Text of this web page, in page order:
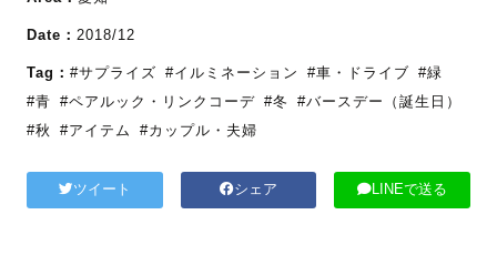
Date： 2018/12
Tag： #サプライズ #イルミネーション #車・ドライブ #緑
#青 #ペアルック・リンクコーデ #冬
#バースデー（誕生日）
#秋
#アイテム #カップル・夫婦
ツイート シェア LINEで送る